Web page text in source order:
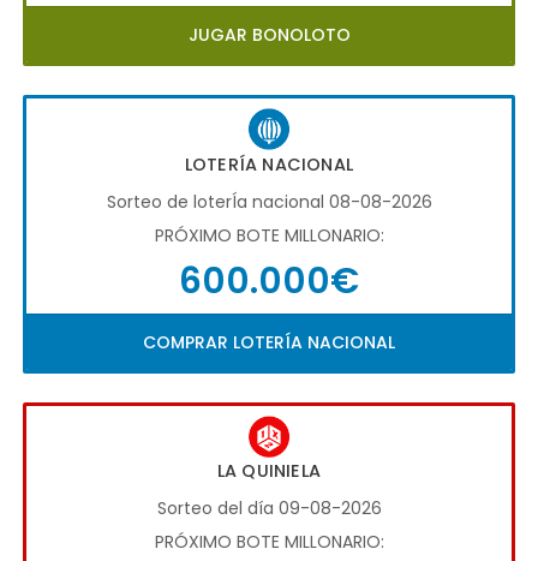
JUGAR BONOLOTO
LOTERÍA NACIONAL
Sorteo de loterÍa nacional 08-08-2026
PRÓXIMO BOTE MILLONARIO:
600.000€
COMPRAR LOTERÍA NACIONAL
LA QUINIELA
Sorteo del día 09-08-2026
PRÓXIMO BOTE MILLONARIO: